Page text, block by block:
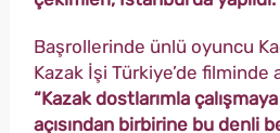
Başrollerinde ünlü oyuncu
Kazak İşi Türkiye’de filminde
“Kazak dostlarımla
açısından birbirine bu denli